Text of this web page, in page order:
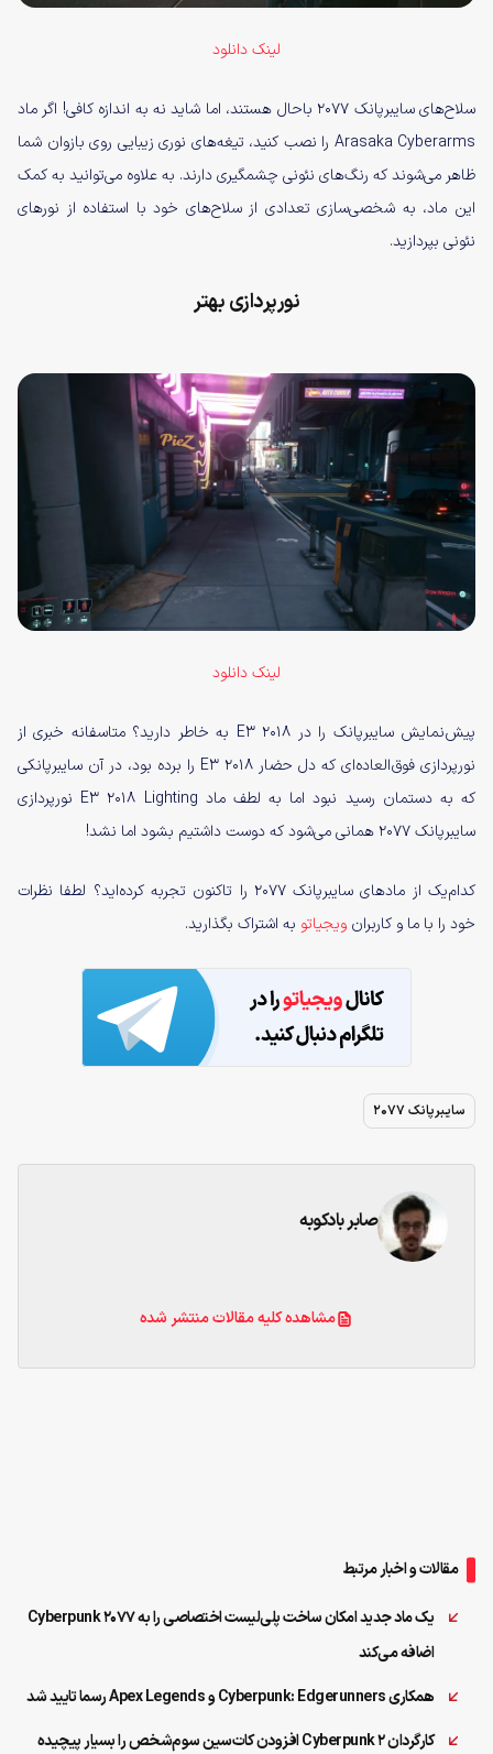
لینک دانلود
سلاح‌های سایبرپانک ۲۰۷۷ باحال هستند، اما شاید نه به اندازه کافی! اگر ماد
Arasaka Cyberarms را نصب کنید، تیغه‌های نوری زیبایی روی بازوان شما
ظاهر می‌شوند که رنگ‌های نئونی چشمگیری دارند. به علاوه می‌توانید به کمک
این ماد، به شخصی‌سازی تعدادی از سلاح‌های خود با استفاده از نورهای
نئونی بپردازید.
نورپردازی بهتر
لینک دانلود
پیش‌نمایش سایبرپانک را در E3 2018 به خاطر دارید؟ متاسفانه خبری از
نورپردازی فوق‌العاده‌ای که دل حضار E3 2018 را برده بود، در آن سایبرپانکی
که به دستمان رسید نبود اما به لطف ماد E3 2018 Lighting نورپردازی
سایبرپانک ۲۰۷۷ همانی می‌شود که دوست داشتیم بشود اما نشد!
کدام‌یک از مادهای سایبرپانک ۲۰۷۷ را تاکنون تجربه کرده‌اید؟ لطفا نظرات
خود را با ما و کاربران ویجیاتو به اشتراک بگذارید.
سایبرپانک 2077
صابر بادکوبه
مشاهده کلیه مقالات منتشر شده
مقالات و اخبار مرتبط
یک ماد جدید امکان ساخت پلی‌لیست اختصاصی را به Cyberpunk 2077
اضافه می‌کند
همکاری Cyberpunk: Edgerunners و Apex Legends رسما تایید شد
کارگردان Cyberpunk 2 افزودن کات‌سین‌ سوم‌شخص را بسیار پیچیده